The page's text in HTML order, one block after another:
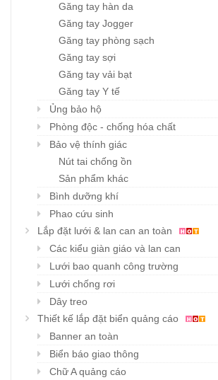
Găng tay hàn da
Găng tay Jogger
Găng tay phòng sạch
Găng tay sợi
Găng tay vải bạt
Găng tay Y tế
Ủng bảo hộ
Phòng độc - chống hóa chất
Bảo vệ thính giác
Nút tai chống ồn
Sản phẩm khác
Bình dưỡng khí
Phao cứu sinh
Lắp đặt lưới & lan can an toàn
Các kiểu giàn giáo và lan can
Lưới bao quanh công trường
Lưới chống rơi
Dây treo
Thiết kế lắp đặt biển quảng cáo
Banner an toàn
Biển báo giao thông
Chữ A quảng cáo